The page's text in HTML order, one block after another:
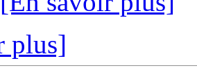
plus]